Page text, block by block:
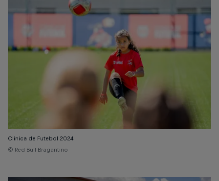
Clinica de Futebol 2024
© Red Bull Bragantino